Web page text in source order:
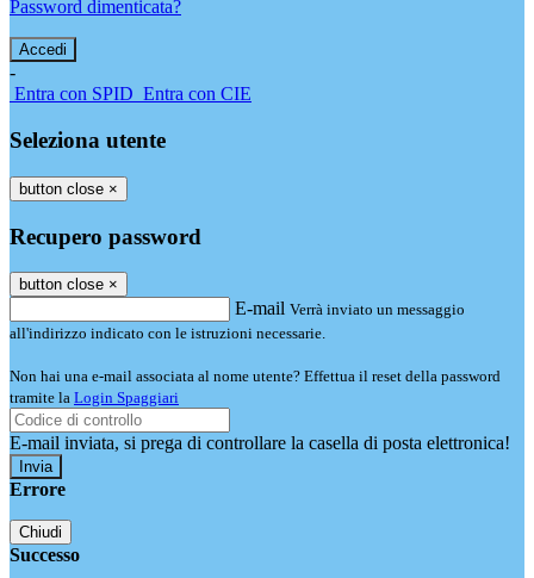
Password dimenticata?
-
Entra con SPID Entra con CIE
Seleziona utente
button close ×
Recupero password
button close ×
E-mail Verrà inviato un messaggio
all'indirizzo indicato con le istruzioni necessarie.
Non hai una e-mail associata al nome utente? Effettua il reset della password
tramite la Login Spaggiari
E-mail inviata, si prega di controllare la casella di posta elettronica!
Errore
Chiudi
Successo